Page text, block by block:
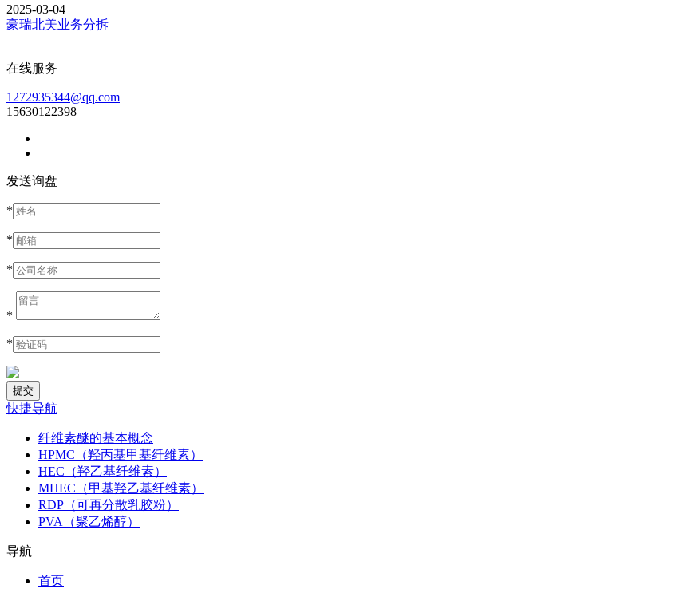
2025-03-04
豪瑞北美业务分拆
在线服务
1272935344@qq.com
15630122398
发送询盘
*
*
*
*
*
快捷导航
纤维素醚的基本概念
HPMC（羟丙基甲基纤维素）
HEC（羟乙基纤维素）
MHEC（甲基羟乙基纤维素）
RDP（可再分散乳胶粉）
PVA（聚乙烯醇）
导航
首页